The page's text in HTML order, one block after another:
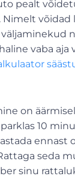
pealt
vaba aja
on
10
seda
sinu